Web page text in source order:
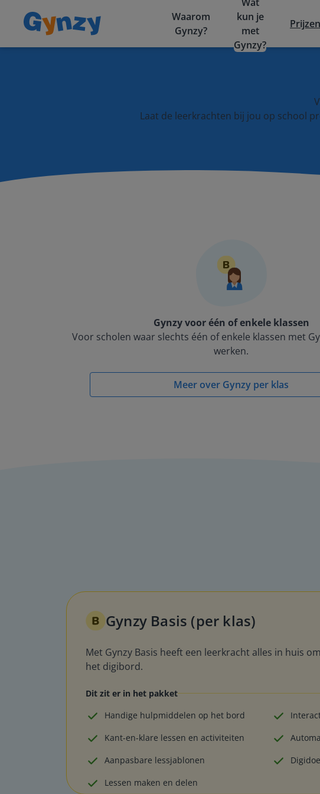
Waarom
Gynzy?
kun je
met
Gynzy?
Prijzen
Laat de leerkrachten bij jou op school
Gynzy voor één of enkele klassen
Voor scholen waar slechts één of enkele klassen met
werken.
Meer over Gynzy per klas
Gynzy Basis (per klas)
Met Gynzy Basis heeft een leerkracht alles in huis
het digibord.
Dit zit er in het pakket
Handige hulpmiddelen op het bord
Kant-en-klare lessen en activiteiten
Aanpasbare lessjablonen
Lessen maken en delen